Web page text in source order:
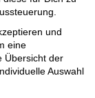
und
eine
Übersicht der
Auswahl